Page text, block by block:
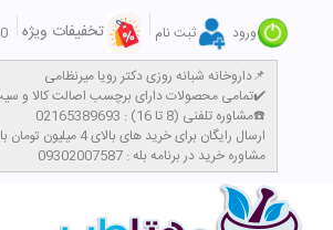
ورود ثبت نام تخفیفات ویژه 0
داروخانه شبانه روزی دکتر رویا میرنظامی📌
تمامی محصولات دارای برچسب اصالت کالا و سیب سلامت میباشند✔️
مشاوره تلفنی (8 تا 16) : 02165389693☎️
​ارسال رایگان برای خرید های بالای 4 میلیون تومان با پست پیشتاز
مشاوره خرید در برنامه بله : 09302007587